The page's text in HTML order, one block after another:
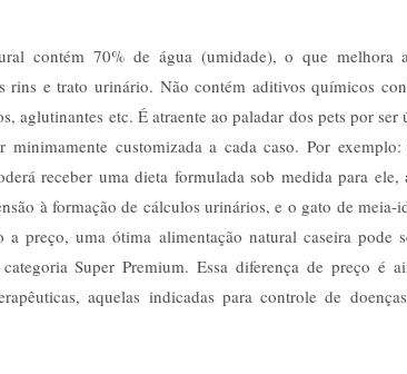
contém 70% de água (umidade), o que melhora
rins e trato urinário. Não contém aditivos químicos
aglutinantes etc. É atraente ao paladar dos pets por
minimamente customizada a cada caso. Por
receber uma dieta formulada sob medida para ele,
à formação de cálculos urinários, e o gato de meia-
a preço, uma ótima alimentação natural caseira pode
Super Premium. Essa diferença de preço é
aquelas indicadas para controle de